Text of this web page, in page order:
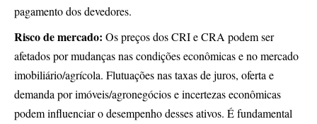
pagamento dos devedores.
Risco de mercado: Os preços dos CRI e CRA podem ser
afetados por mudanças nas condições econômicas e no mercado
imobiliário/agrícola. Flutuações nas taxas de juros, oferta e
demanda por imóveis/agronegócios e incertezas econômicas
podem influenciar o desempenho desses ativos. É fundamental